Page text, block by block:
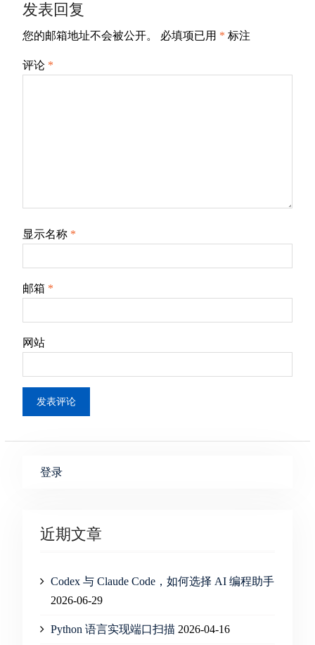
发表回复
您的邮箱地址不会被公开。 必填项已用 * 标注
评论 *
显示名称 *
邮箱 *
网站
登录
近期文章
Codex 与 Claude Code，如何选择 AI 编程助手
2026-06-29
Python 语言实现端口扫描 2026-04-16